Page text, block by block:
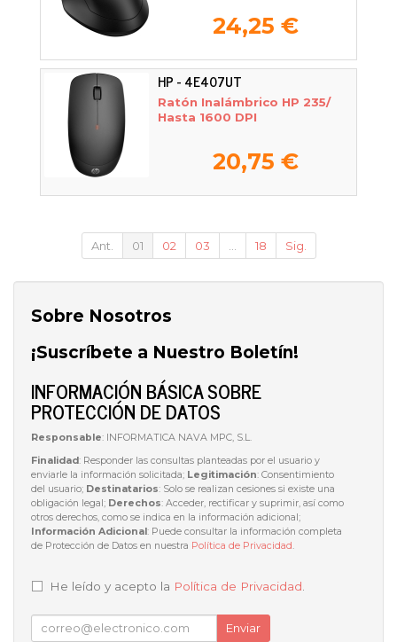
24,25 €
HP - 4E407UT
Ratón Inalámbrico HP 235/
Hasta 1600 DPI
20,75 €
Ant. 01 02 03 18 Sig.
Sobre Nosotros
¡Suscríbete a Nuestro Boletín!
INFORMACIÓN BÁSICA SOBRE
PROTECCIÓN DE DATOS
Responsable: INFORMATICA NAVA MPC, S.L.
Finalidad: Responder las consultas planteadas por el usuario y
enviarle la información solicitada; Legitimación: Consentimiento
del usuario; Destinatarios: Solo se realizan cesiones si existe una
obligación legal; Derechos: Acceder, rectificar y suprimir, así como
otros derechos, como se indica en la información adicional;
Información Adicional : Puede consultar la información completa
de Protección de Datos en nuestra Política de Privacidad.
He leído y acepto la Política de Privacidad
Enviar